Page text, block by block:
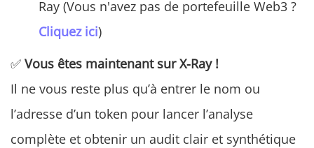
Ray (Vous n'avez pas de portefeuille Web3 ?
Cliquez ici)
✅ Vous êtes maintenant sur X-Ray !
Il ne vous reste plus qu’à entrer le nom ou
l’adresse d’un token pour lancer l’analyse
complète et obtenir un audit clair et synthétique